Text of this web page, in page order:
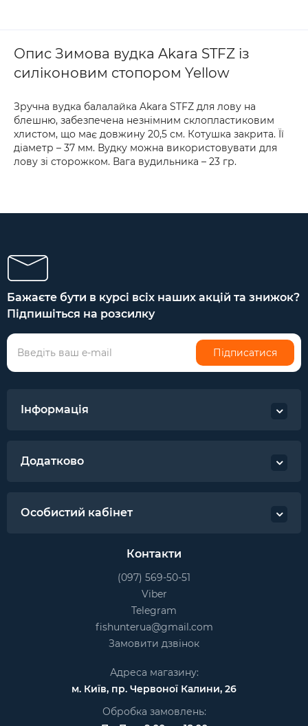
Опис Зимова вудка Akara STFZ із
силіконовим стопором Yellow
Зручна вудка балалайка Akara STFZ для лову на
блешню, забезпечена незнімним склопластиковим
хлистом, що має довжину 20,5 см. Котушка закрита. Її
діаметр – 37 мм. Вудку можна використовувати для
лову зі сторожком. Вага вудильника – 23 гр.
Бажаєте бути в курсі всіх наших акцій та знижок?
Підпишіться на розсилку
Підписатися
Інформація
Додатково
Особистий кабінет
Контакти
(097) 569-50-51
Viber
Telegram
fishunterua@gmail.com
Замовити дзвінок
Адреса магазину:
м. Київ, пр. Червоної Калини, 26
Обробка замовлень: